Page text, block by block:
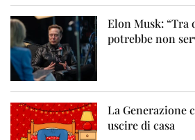
Elon Musk:
potrebbe non
La Generazione
uscire di casa